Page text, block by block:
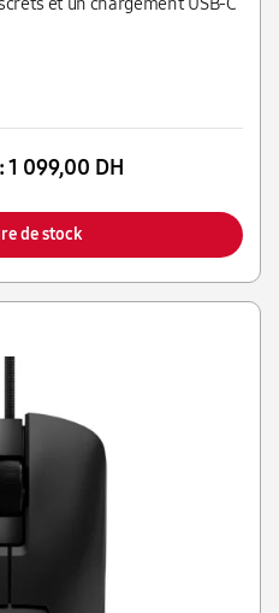
1 099,00 DH
de stock